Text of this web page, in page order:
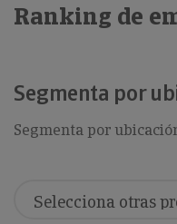
Ranking de
Segmenta por
Segmenta por